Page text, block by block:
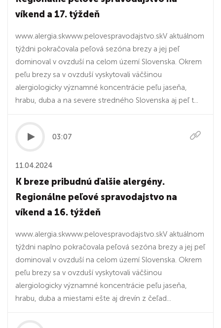
víkend a 17. týždeň
www.alergia.skwww.pelovespravodajstvo.skV aktuálnom
týždni pokračovala peľová sezóna brezy a jej peľ
dominoval v ovzduší na celom území Slovenska. Okrem
peľu brezy sa v ovzduší vyskytovali väčšinou
alergiologicky významné koncentrácie peľu jaseňa,
hrabu, duba a na severe stredného Slovenska aj peľ t...
03:07
11.04.2024
K breze pribudnú ďalšie alergény.
Regionálne peľové spravodajstvo na
víkend a 16. týždeň
www.alergia.skwww.pelovespravodajstvo.skV aktuálnom
týždni naplno pokračovala peľová sezóna brezy a jej peľ
dominoval v ovzduší na celom území Slovenska. Okrem
peľu brezy sa v ovzduší vyskytovali väčšinou
alergiologicky významné koncentrácie peľu jaseňa,
hrabu, duba a miestami ešte aj drevín z čeľad...